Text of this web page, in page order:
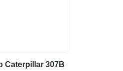
Caterpillar 307B